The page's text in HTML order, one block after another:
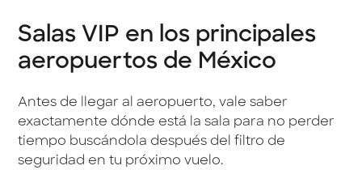
Salas VIP en los principales
aeropuertos de México
Antes de llegar al aeropuerto, vale saber
exactamente dónde está la sala para no perder
tiempo buscándola después del filtro de
seguridad en tu próximo vuelo.